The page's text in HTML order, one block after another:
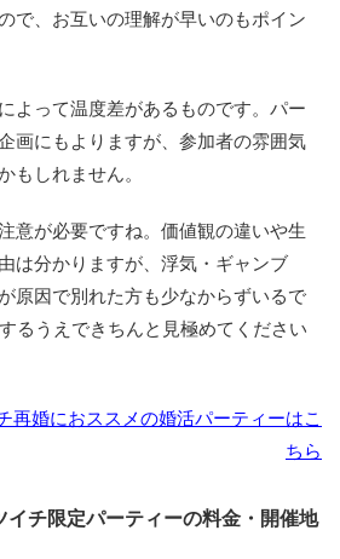
で、お互いの理解が早いのもポイン
よって温度差があるものです。パー
画にもよりますが、参加者の雰囲気
もしれません。
意が必要ですね。価値観の違いや生
は分かりますが、浮気・ギャンブ
原因で別れた方も少なからずいるで
るうえできちんと見極めてください
再婚におススメの婚活パーティーはこ
ちら
イチ限定パーティーの料金・開催地